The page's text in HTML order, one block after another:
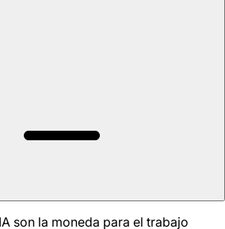
son la moneda para el trabajo